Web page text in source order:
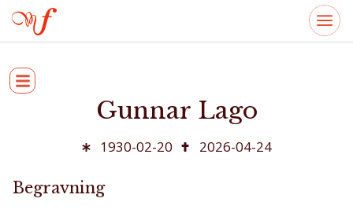
Gunnar Lago
1930-02-20 2026-04-24
Begravning